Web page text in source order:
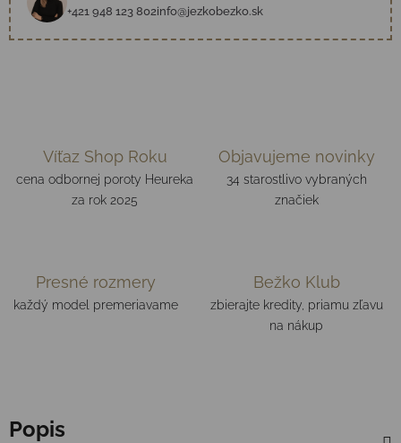
+421 948 123 802info@jezkobezko.sk
Víťaz Shop Roku
cena odbornej poroty Heureka
za rok 2025
Objavujeme novinky
34 starostlivo vybraných
značiek
Presné rozmery
každý model premeriavame
Bežko Klub
zbierajte kredity, priamu zľavu
na nákup
Popis